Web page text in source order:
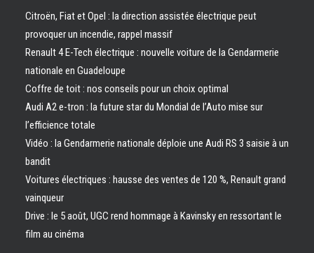
Citroën, Fiat et Opel : la direction assistée électrique peut
provoquer un incendie, rappel massif
Renault 4 E-Tech électrique : nouvelle voiture de la Gendarmerie
nationale en Guadeloupe
Coffre de toit : nos conseils pour un choix optimal
Audi A2 e-tron : la future star du Mondial de l’Auto mise sur
l’efficience totale
Vidéo : la Gendarmerie nationale déploie une Audi RS 3 saisie à un
bandit
Voitures électriques : hausse des ventes de 120 %, Renault grand
vainqueur
Drive : le 5 août, UGC rend hommage à Kavinsky en ressortant le
film au cinéma